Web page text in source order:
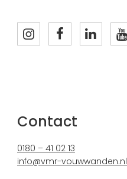
Contact
0180 – 41 02 13
info@vmr-vouwwanden.nl